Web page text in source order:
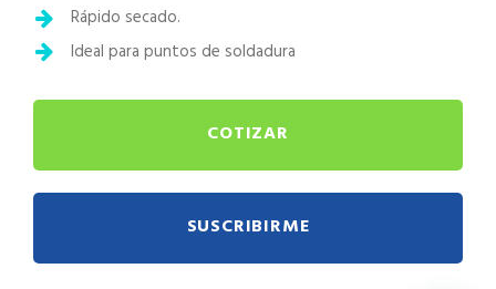
Rápido secado.
Ideal para puntos de soldadura
COTIZAR
SUSCRIBIRME